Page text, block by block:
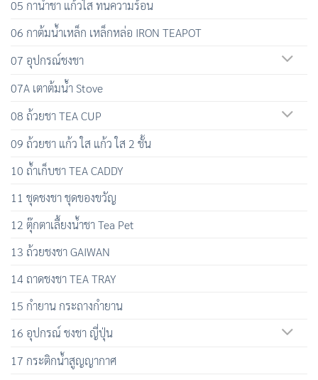
05 กาน้ำชา แก้วใส ทนความร้อน
06 กาต้มน้ำเหล็ก เหล็กหล่อ IRON TEAPOT
07 อุปกรณ์ชงชา
07A เตาต้มน้ำ Stove
08 ถ้วยชา TEA CUP
09 ถ้วยชา แก้ว ใส แก้ว ใส 2 ชั้น
10 ถ้ำเก็บชา TEA CADDY
11 ชุดชงชา ชุดของขวัญ
12 ตุ๊กตาเลื้ยงน้ำชา Tea Pet
13 ถ้วยชงชา GAIWAN
14 ถาดชงชา TEA TRAY
15 กำยาน กระถางกำยาน
16 อุปกรณ์ ชงชา ญี่ปุ่น
17 กระติกน้ำสูญญากาศ